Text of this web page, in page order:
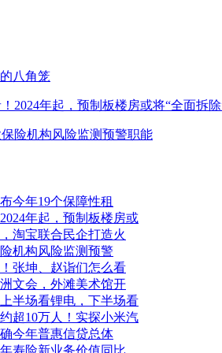
八角笼
2024年起，预制板楼房或将“全面拆
险机构风险监测预警职能
今年19个保障性租
年起，预制板楼房或
淘宝联合民企打造火
机构风险监测预警
张坤、赵诣们怎么看
文会，外滩美术馆开
半场看锂电，下半场看
超10万人！实探小米汽
今年普惠信贷总体
寿险新业务价值同比